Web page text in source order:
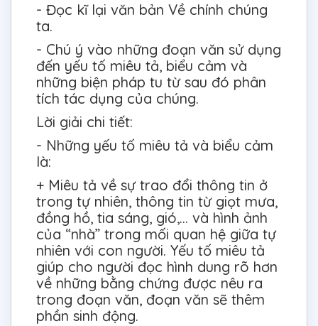
- Đọc kĩ lại văn bản Về chính chúng
ta.
- Chú ý vào những đoạn văn sử dụng
đến yếu tố miêu tả, biểu cảm và
những biện pháp tu từ sau đó phân
tích tác dụng của chúng.
Lời giải chi tiết:
- Những yếu tố miêu tả và biểu cảm
là:
+ Miêu tả về sự trao đổi thông tin ở
trong tự nhiên, thông tin từ giọt mưa,
đồng hồ, tia sáng, gió,… và hình ảnh
của “nhà” trong mối quan hệ giữa tự
nhiên với con người. Yếu tố miêu tả
giúp cho người đọc hình dung rõ hơn
về những bằng chứng được nêu ra
trong đoạn văn, đoạn văn sẽ thêm
phần sinh động.